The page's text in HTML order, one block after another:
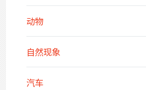
动物
自然现象
汽车